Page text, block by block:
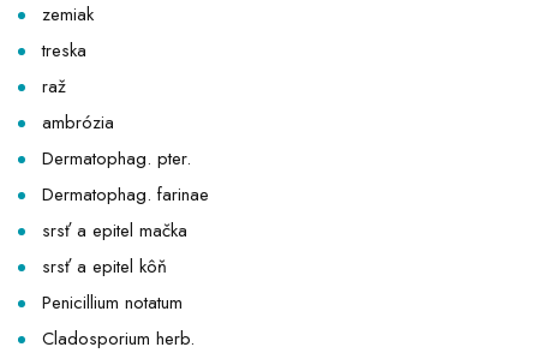
zemiak
treska
raž
ambrózia
Dermatophag. pter.
Dermatophag. farinae
srsť a epitel mačka
srsť a epitel kôň
Penicillium notatum
Cladosporium herb.